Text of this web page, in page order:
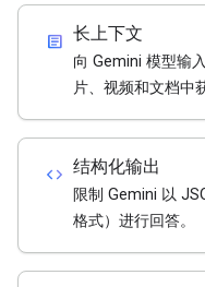
article 长上下文
向 Gemini 模型输
片、视频和文档中
code 结构化输出
限制 Gemini 以
格式）进行回答。